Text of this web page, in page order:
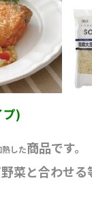
プ)
した商品です。
菜と合わせ